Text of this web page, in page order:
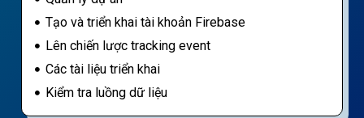
Tạo và triển khai tài khoản Firebase
Lên chiến lược tracking event
Các tài liệu triển khai
Kiểm tra luồng dữ liệu